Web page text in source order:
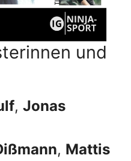
und
, Jonas
, Mattis